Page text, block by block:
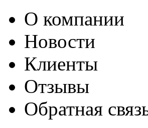
О компании
Новости
Клиенты
Отзывы
Обратная